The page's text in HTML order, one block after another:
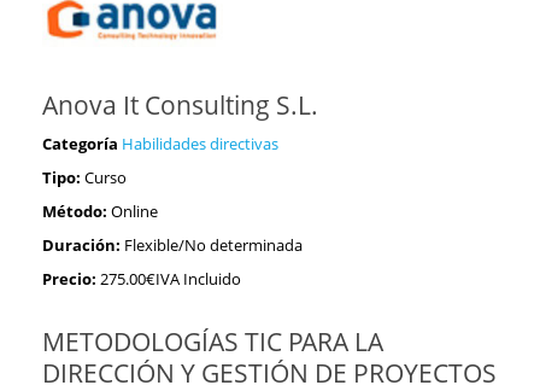
Anova It Consulting S.L.
Categoría Habilidades directivas
Tipo: Curso
Método: Online
Duración: Flexible/No determinada
Precio: 275.00€IVA Incluido
METODOLOGÍAS TIC PARA LA
DIRECCIÓN Y GESTIÓN DE PROYECTOS